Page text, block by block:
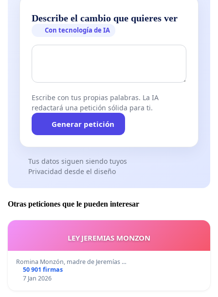
Describe el cambio que quieres ver
Con tecnología de IA
Escribe con tus propias palabras. La IA
redactará una petición sólida para ti.
Generar petición
Tus datos siguen siendo tuyos
Privacidad desde el diseño
Otras peticiones que le pueden interesar
LEY JEREMIAS MONZON
Romina Monzón, madre de Jeremías …
50 901 firmas
7 Jan 2026